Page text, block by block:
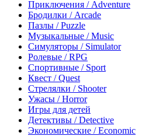
Приключения / Adventure
Бродилки / Arcade
Пазлы / Puzzle
Музыкальные / Music
Симуляторы / Simulator
Ролевые / RPG
Спортивные / Sport
Квест / Quest
Стрелялки / Shooter
Ужасы / Horror
Игры для детей
Детективы / Detective
Экономические / Economic